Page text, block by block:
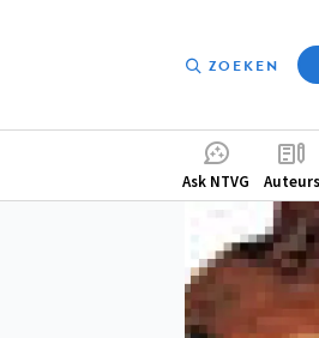
ZOEKEN
menu
Ask NTVG Auteurs